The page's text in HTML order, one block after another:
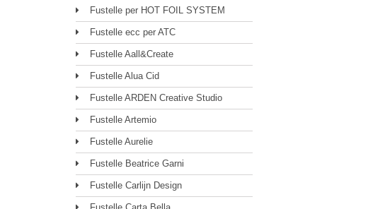
Fustelle per HOT FOIL SYSTEM
Fustelle ecc per ATC
Fustelle Aall&Create
Fustelle Alua Cid
Fustelle ARDEN Creative Studio
Fustelle Artemio
Fustelle Aurelie
Fustelle Beatrice Garni
Fustelle Carlijn Design